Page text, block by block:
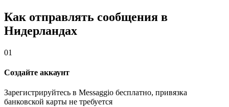
Как отправлять сообщения в
Нидерландах
01
Создайте аккаунт
Зарегистрируйтесь в Messaggio бесплатно, привязка
банковской карты не требуется